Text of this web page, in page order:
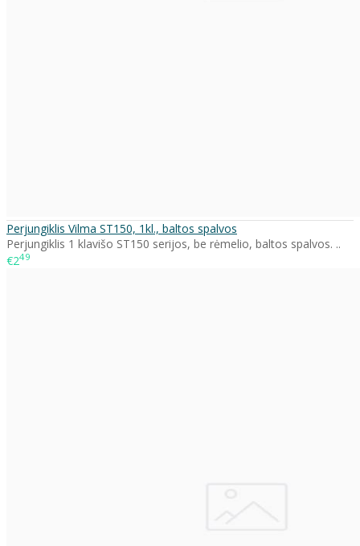
Perjungiklis Vilma ST150, 1kl., baltos spalvos
Perjungiklis 1 klavišo ST150 serijos, be rėmelio, baltos spalvos. ..
€249